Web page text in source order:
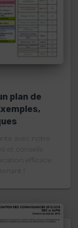
plan de
avec notre
et conseils
efficace.
!